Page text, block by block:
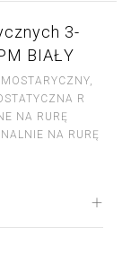
3-
BIAŁY
R
NA RURĘ
NA RURĘ